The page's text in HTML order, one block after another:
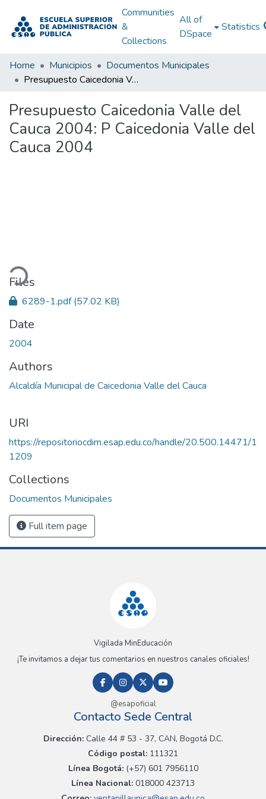
Communities
&
Collections
All of
DSpace
Statistics
Home Municipios
Documentos Municipales
Presupuesto Caicedonia Valle del Cauca 2004: P Caicedonia Valle del Cauca 2004
Presupuesto Caicedonia Valle del
Cauca 2004: P Caicedonia Valle del
Cauca 2004
Files
6289-1.pdf(57.02 KB)
Date
2004
Authors
Alcaldía Municipal de Caicedonia Valle del Cauca
URI
https://repositoriocdim.esap.edu.co/handle/20.500.14471/1
1209
Collections
Documentos Municipales
Full item page
Vigilada MinEducación
¡Te invitamos a dejar tus comentarios en nuestros canales oficiales!
@esapoficial
Contacto Sede Central
Dirección:Calle 44 # 53 - 37, CAN, Bogotá D.C.
Código postal: 111321
Línea Bogotá:(+57) 601 7956110
Línea Nacional: 018000 423713